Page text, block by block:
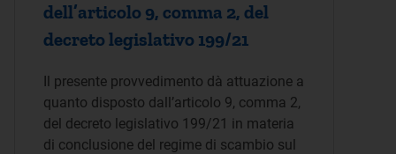
dell’articolo 9, comma 2, del
decreto legislativo 199/21
Il presente provvedimento dà attuazione a
quanto disposto dall’articolo 9, comma 2,
del decreto legislativo 199/21 in materia
di conclusione del regime di scambio sul